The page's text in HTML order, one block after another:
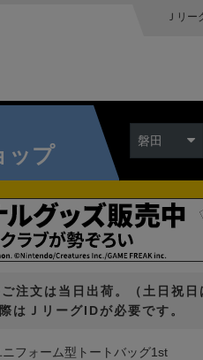
Ｊリー
ップ
磐田
注文は当日出荷。（土日祝日
はＪリーグIDが必要です。
ニフォーム型トートバッグ1st